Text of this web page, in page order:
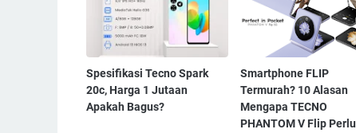
Spesifikasi Tecno Spark
20c, Harga 1 Jutaan
Apakah Bagus?
Smartphone FLIP
Termurah? 10 Alasan
Mengapa TECNO
PHANTOM V Flip Perlu